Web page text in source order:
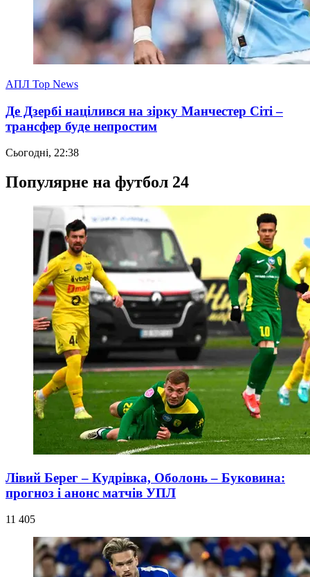
АПЛ Top News
Де Дзербі націлився на зірку Манчестер Сіті –
трансфер буде непростим
Сьогодні, 22:38
Популярне на футбол 24
Лівий Берег – Кудрівка, Оболонь – Буковина:
прогноз і анонс матчів УПЛ
11 405